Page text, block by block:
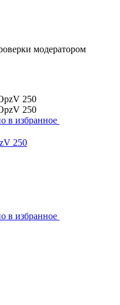
модератором
в избранное
250
в избранное